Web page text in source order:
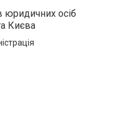
юридичних осіб
Києва